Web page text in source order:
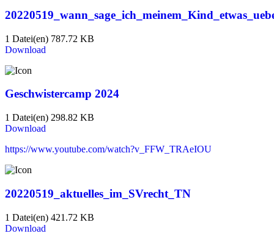
1 Datei(en) 787.72 KB
Download
Geschwistercamp 2024
1 Datei(en) 298.82 KB
Download
https://www.youtube.com/watch?v_FFW_TRAeIOU
20220519_aktuelles_im_SVrecht_TN
1 Datei(en) 421.72 KB
Download